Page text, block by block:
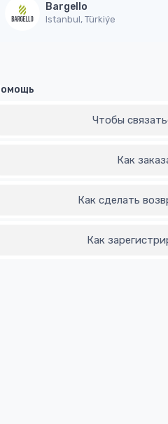
Bargello
Istanbul, Türkiýe
Чтобы
Как
Как сделать
Как